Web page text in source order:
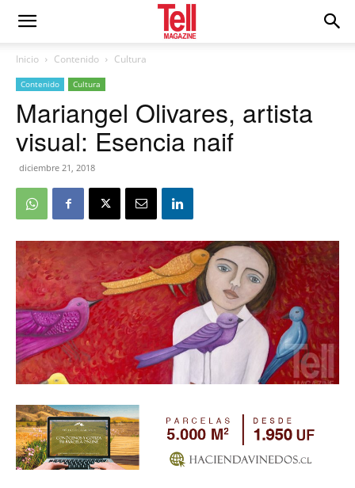
Inicio Contenido Cultura
Contenido Cultura
Mariangel Olivares, artista
visual: Esencia naif
diciembre 21, 2018